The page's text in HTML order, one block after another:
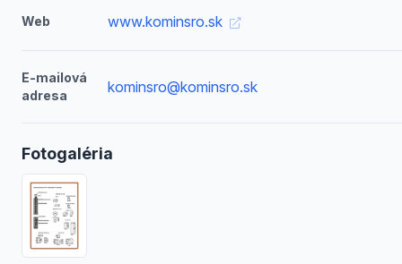
Web www.kominsro.sk
E-mailová
adresa
kominsro@kominsro.sk
Fotogaléria